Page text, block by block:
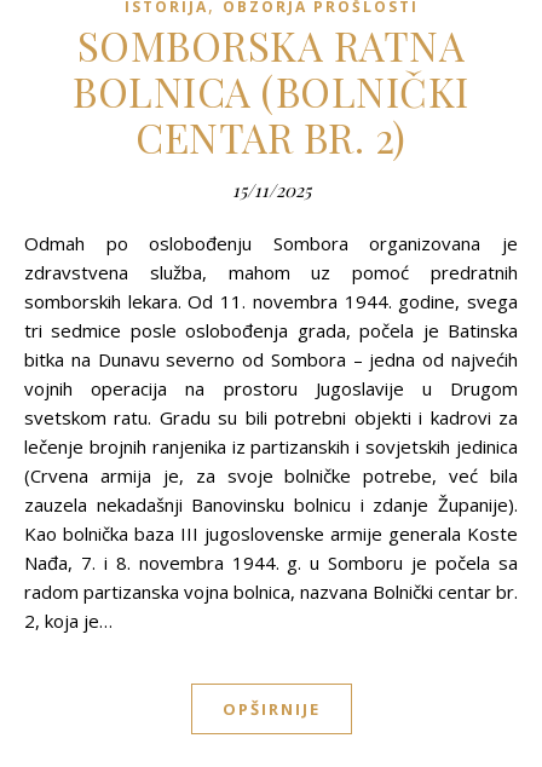
ISTORIJA, OBZORJA PROŠLOSTI
SOMBORSKA RATNA
BOLNICA (BOLNIČKI
CENTAR BR. 2)
15/11/2025
Odmah po oslobođenju Sombora organizovana je
zdravstvena služba, mahom uz pomoć predratnih
somborskih lekara. Od 11. novembra 1944. godine, svega
tri sedmice posle oslobođenja grada, počela je Batinska
bitka na Dunavu severno od Sombora – jedna od najvećih
vojnih operacija na prostoru Jugoslavije u Drugom
svetskom ratu. Gradu su bili potrebni objekti i kadrovi za
lečenje brojnih ranjenika iz partizanskih i sovjetskih jedinica
(Crvena armija je, za svoje bolničke potrebe, već bila
zauzela nekadašnji Banovinsku bolnicu i zdanje Županije).
Kao bolnička baza III jugoslovenske armije generala Koste
Nađa, 7. i 8. novembra 1944. g. u Somboru je počela sa
radom partizanska vojna bolnica, nazvana Bolnički centar br.
2, koja je…
OPŠIRNIJE